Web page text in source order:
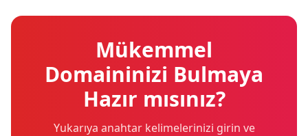
Mükemmel
Domaininizi Bulmaya
Hazır mısınız?
Yukarıya anahtar kelimelerinizi girin ve